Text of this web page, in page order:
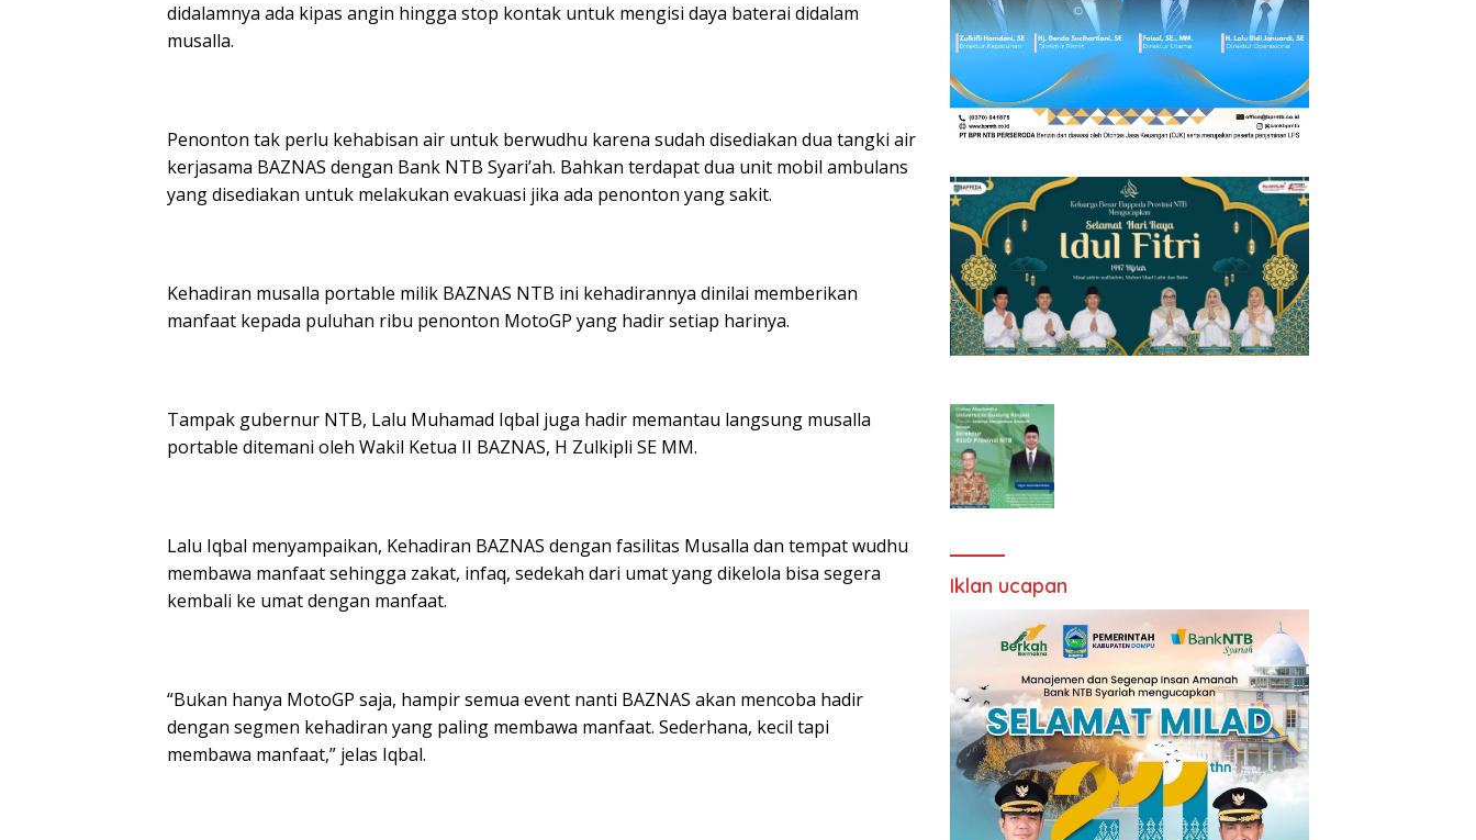
didalamnya ada kipas angin hingga stop kontak untuk mengisi daya baterai didalam
musalla.
Penonton tak perlu kehabisan air untuk berwudhu karena sudah disediakan dua tangki air
kerjasama BAZNAS dengan Bank NTB Syari’ah. Bahkan terdapat dua unit mobil ambulans
yang disediakan untuk melakukan evakuasi jika ada penonton yang sakit.
Kehadiran musalla portable milik BAZNAS NTB ini kehadirannya dinilai memberikan
manfaat kepada puluhan ribu penonton MotoGP yang hadir setiap harinya.
Tampak gubernur NTB, Lalu Muhamad Iqbal juga hadir memantau langsung musalla
portable ditemani oleh Wakil Ketua II BAZNAS, H Zulkipli SE MM.
Lalu Iqbal menyampaikan, Kehadiran BAZNAS dengan fasilitas Musalla dan tempat wudhu
membawa manfaat sehingga zakat, infaq, sedekah dari umat yang dikelola bisa segera
kembali ke umat dengan manfaat.
“Bukan hanya MotoGP saja, hampir semua event nanti BAZNAS akan mencoba hadir
dengan segmen kehadiran yang paling membawa manfaat. Sederhana, kecil tapi
membawa manfaat,” jelas Iqbal.
Iklan ucapan